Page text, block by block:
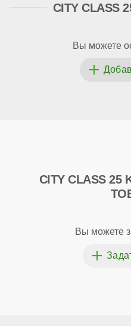
CITY
Вы можете
CITY CLASS
Вы можете